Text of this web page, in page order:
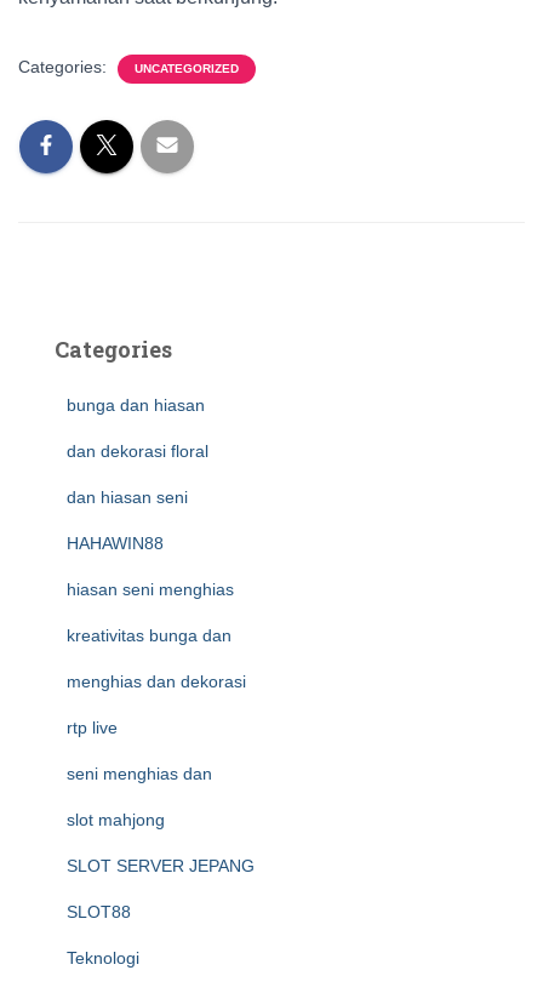
Categories: UNCATEGORIZED
Categories
bunga dan hiasan
dan dekorasi floral
dan hiasan seni
HAHAWIN88
hiasan seni menghias
kreativitas bunga dan
menghias dan dekorasi
rtp live
seni menghias dan
slot mahjong
SLOT SERVER JEPANG
SLOT88
Teknologi